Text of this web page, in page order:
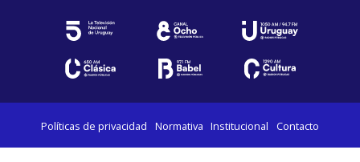
Políticas de privacidad Normativa Institucional Contacto